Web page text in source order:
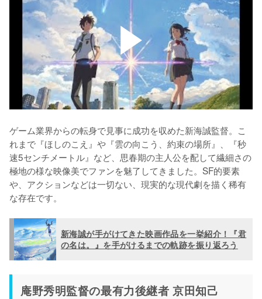
ゲーム業界からの転身で見事に成功を収めた新海誠監督。こ
れまで『ほしのこえ』や『雲の向こう、約束の場所』、『秒
速5センチメートル』など、思春期の主人公を配して繊細さの
極地の様な映像美でファンを魅了してきました。SF的要素
や、アクションなどは一切ない、現実的な現代劇を描く稀有
な存在です。
新海誠が手がけてきた映画作品を一挙紹介！『君
の名は。』を手がけるまでの軌跡を振り返ろう
庵野秀明監督の最有力後継者 京田知己